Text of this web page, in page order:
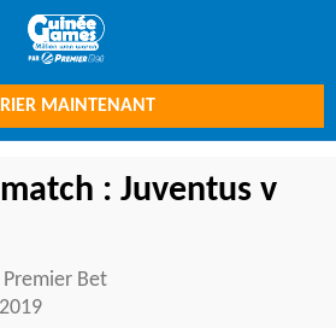
MAINTENANT
: Juventus v
Premier Bet